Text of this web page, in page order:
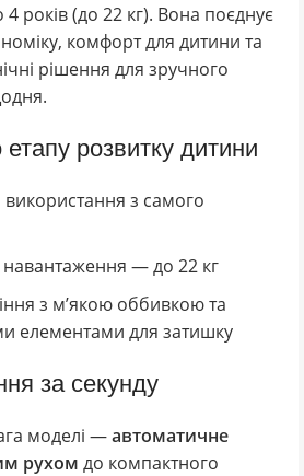
років (до 22 кг). Вона поєднує
комфорт для дитини та
рішення для зручного
розвитку дитини
використання з самого
— до 22 кг
з м’якою оббивкою та
елементами для затишку
за секунду
моделі —автоматичне
рухом до компактного